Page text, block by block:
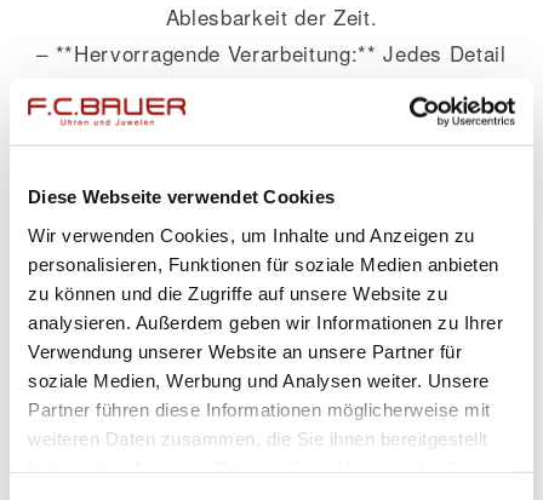
Diese Webseite verwendet Cookies
Wir verwenden Cookies, um Inhalte und Anzeigen zu
personalisieren, Funktionen für soziale Medien anbieten
zu können und die Zugriffe auf unsere Website zu
analysieren. Außerdem geben wir Informationen zu Ihrer
Verwendung unserer Website an unsere Partner für
soziale Medien, Werbung und Analysen weiter. Unsere
Partner führen diese Informationen möglicherweise mit
weiteren Daten zusammen, die Sie ihnen bereitgestellt
Ablesbarkeit der Zeit.
– **Hervorragende Verarbeitung:** Jedes Detail
ist sorgfältig gefertigt, was diesen Zeitmesser
besonders wertvoll macht.
Begleiter oder als Highlight zu besonderen
Anlässen – diese Uhr verleiht jedem Outfit das
gewisse Etwas.
Besonders bemerkenswert an diesem
Schmuckstück ist seine Fähigkeit, modernes
Design mit klassischem Charme zu verbinden.
Für Frauen von heute bedeutet dies eine
perfekte Symbiose aus Stilbewusstsein und